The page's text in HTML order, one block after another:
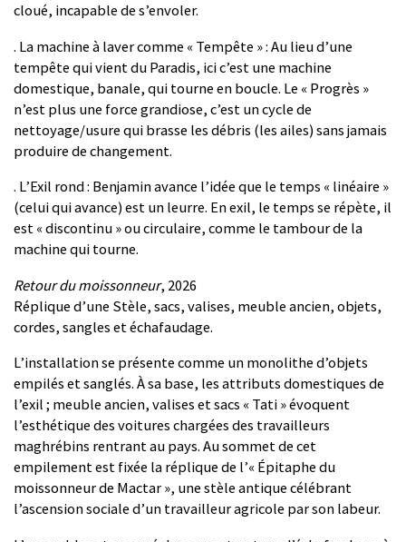
cloué, incapable de s’envoler.
. La machine à laver comme « Tempête » : Au lieu d’une
tempête qui vient du Paradis, ici c’est une machine
domestique, banale, qui tourne en boucle. Le « Progrès »
n’est plus une force grandiose, c’est un cycle de
nettoyage/usure qui brasse les débris (les ailes) sans jamais
produire de changement.
. L’Exil rond : Benjamin avance l’idée que le temps « linéaire »
(celui qui avance) est un leurre. En exil, le temps se répète, il
est « discontinu » ou circulaire, comme le tambour de la
machine qui tourne.
Retour du moissonneur, 2026
Réplique d’une Stèle, sacs, valises, meuble ancien, objets,
cordes, sangles et échafaudage.
L’installation se présente comme un monolithe d’objets
empilés et sanglés. À sa base, les attributs domestiques de
l’exil ; meuble ancien, valises et sacs « Tati » évoquent
l’esthétique des voitures chargées des travailleurs
maghrébins rentrant au pays. Au sommet de cet
empilement est fixée la réplique de l’« Épitaphe du
moissonneur de Mactar », une stèle antique célébrant
l’ascension sociale d’un travailleur agricole par son labeur.